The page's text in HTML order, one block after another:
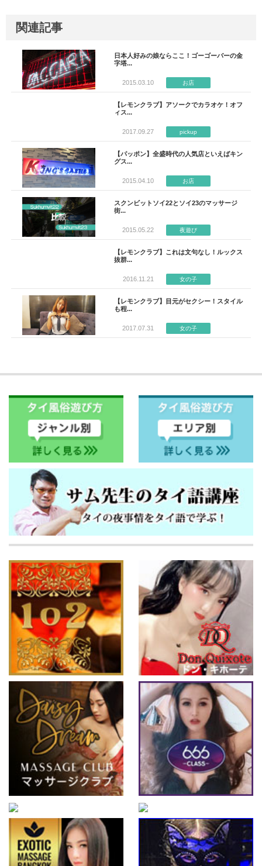
関連記事
日本人好みの娘ならここ！ゴーゴーバーの金
字塔...
2015.03.10 お店
【レモンクラブ】アソークでカラオケ！オフ
ィス...
2017.09.27 pickup
【パッポン】全盛時代の人気店といえばキン
グス...
2015.04.10 お店
スクンビットソイ22とソイ23のマッサージ
街...
2015.05.22 夜遊び
【レモンクラブ】これは文句なし！ルックス
抜群...
2016.11.21 女の子
【レモンクラブ】目元がセクシー！スタイル
も程...
2017.07.31 女の子